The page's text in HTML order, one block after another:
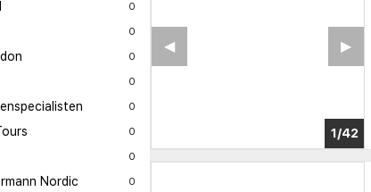
0
0
0
0
0
0
0
Nordic 0
1/38
▶︎
◀︎